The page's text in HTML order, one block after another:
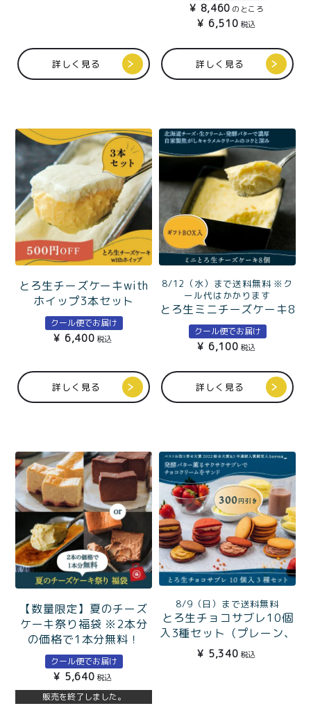
詳しく見る
¥ 8,460 のところ
¥ 6,510 税込
詳しく見る
とろ生チーズケーキwith
ホイップ3本セット
クール便でお届け
¥ 6,400 税込
詳しく見る
8/12（水）まで送料無料 ※ク
ール代はかかります
とろ生ミニチーズケーキ8
個ギフトBOX入 ベストお
取り寄せ大賞2022総合大
賞とろ生チーズケーキの
一人分サイズ
クール便でお届け
¥ 6,100 税込
詳しく見る
【数量限定】夏のチーズ
ケーキ祭り福袋 ※2本分
の価格で1本分無料！
クール便でお届け
¥ 5,640 税込
販売を終了しました。
8/9（日）まで送料無料
とろ生チョコサブレ10個
入3種セット（プレーン、
ストロベリー、プレミア
ムココア）
¥ 5,340 税込